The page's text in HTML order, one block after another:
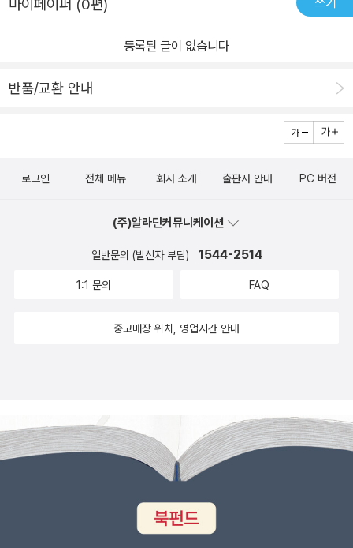
하고 주소지를 갖고 살 돈이 없는 사람은 아무것도 아니게 되었다.그
그러니까 우리는 서로에게도 아무것도 아니다. 살아 있으니까 살고
죽어도 아무도 슬퍼하지 않듯, 네가 죽어도 아무도 상관하지 않는다.
마이페이퍼 (0편)
등록된 글이 없습니다
반품/교환 안내
로그인 전체 메뉴 회사 소개 출판사 안내 PC 버전
(주)알라딘커뮤니케이션
일반문의 (발신자 부담) 1544-2514
1:1 문의 FAQ
중고매장 위치, 영업시간 안내